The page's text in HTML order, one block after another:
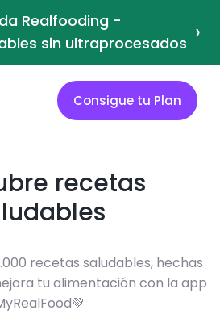
Realfooding -
sin ultraprocesados ›
Consigue tu Plan
recetas
recetas saludables, hechas
tu alimentación con la app